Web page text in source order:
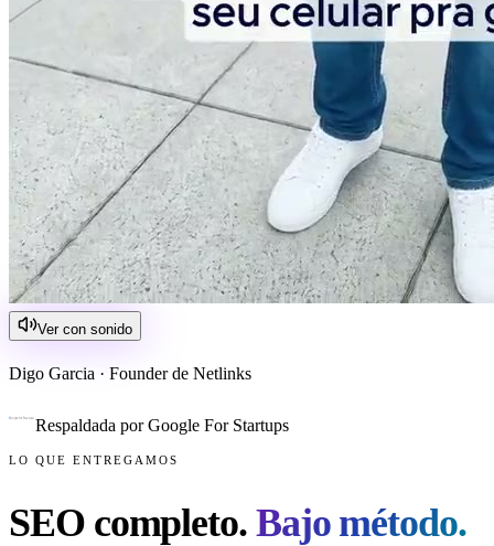
Ver con sonido
Digo Garcia · Founder de Netlinks
Respaldada por Google For Startups
LO QUE ENTREGAMOS
SEO completo. Bajo método.